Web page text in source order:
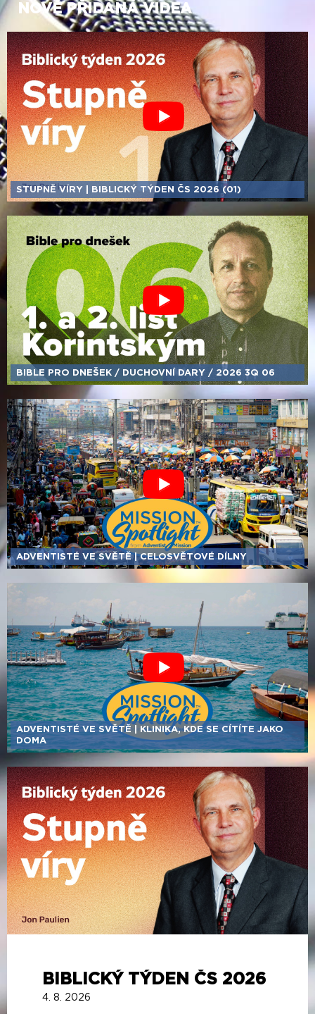
NOVĚ PŘIDANÁ VIDEA
STUPNĚ VÍRY | BIBLICKÝ TÝDEN ČS 2026 (01)
BIBLE PRO DNEŠEK /​ DUCHOVNÍ DARY /​ 2026 3Q 06
ADVENTISTÉ VE SVĚTĚ | CELOSVĚTOVÉ DÍLNY
ADVENTISTÉ VE SVĚTĚ | KLINIKA, KDE SE CÍTÍTE JAKO
DOMA
BIBLICKÝ TÝDEN ČS 2026
4. 8. 2026